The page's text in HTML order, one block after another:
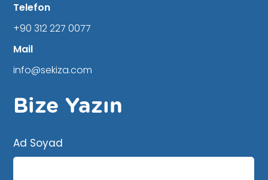
Telefon
+90 312 227 0077
Mail
info@sekiza.com
Bize Yazın
Ad Soyad